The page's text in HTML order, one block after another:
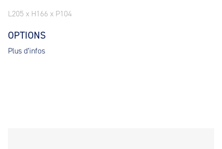
L205 x H166 x P104
OPTIONS
Plus d’infos